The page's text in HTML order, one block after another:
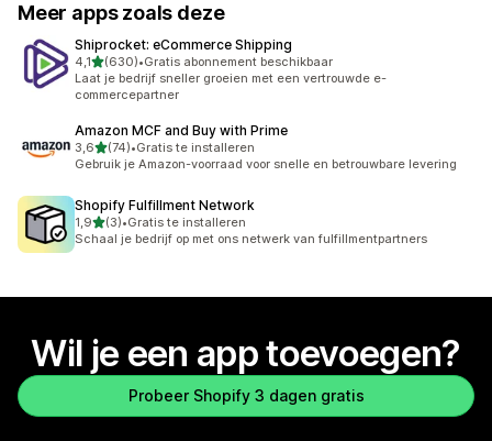
Meer apps zoals deze
Shiprocket: eCommerce Shipping
4,1van 5 sterren
(630)
630 recensies in totaal
•Gratis abonnement beschikbaar
Laat je bedrijf sneller groeien met een vertrouwde e-
commercepartner
Amazon MCF and Buy with Prime
3,6van 5 sterren
(74)
74 recensies in totaal
•Gratis te installeren
Gebruik je Amazon-voorraad voor snelle en betrouwbare levering
Shopify Fulfillment Network
1,9van 5 sterren
(3)
3 recensies in totaal
•Gratis te installeren
Schaal je bedrijf op met ons netwerk van fulfillmentpartners
Wil je een app toevoegen?
Probeer Shopify 3 dagen gratis